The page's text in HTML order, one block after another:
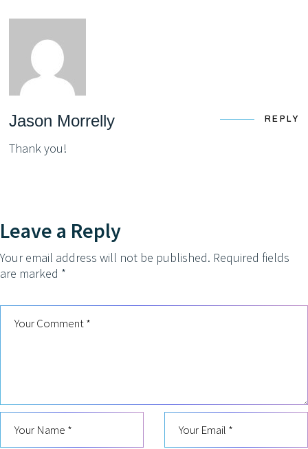
Jason Morrelly REPLY
Thank you!
Leave a Reply
Your email address will not be published. Required fields
are marked *